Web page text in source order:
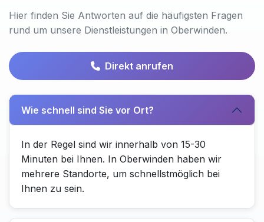
Hier finden Sie Antworten auf die häufigsten Fragen
rund um unsere Dienstleistungen in Oberwinden.
Direkt anrufen
Wie schnell sind Sie vor Ort?
In der Regel sind wir innerhalb von 15-30
Minuten bei Ihnen. In Oberwinden haben wir
mehrere Standorte, um schnellstmöglich bei
Ihnen zu sein.